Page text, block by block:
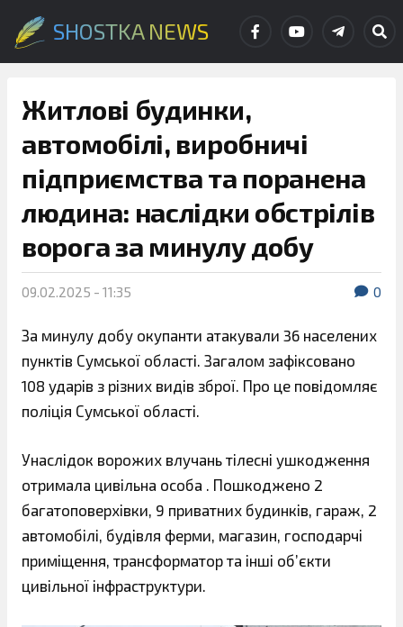
SHOSTKA NEWS
Житлові будинки,
автомобілі, виробничі
підприємства та поранена
людина: наслідки обстрілів
ворога за минулу добу
09.02.2025 - 11:35 0
За минулу добу окупанти атакували 36 населених
пунктів Сумської області. Загалом зафіксовано
108 ударів з різних видів зброї. Про це повідомляє
поліція Сумської області.
Унаслідок ворожих влучань тілесні ушкодження
отримала цивільна особа . Пошкоджено 2
багатоповерхівки, 9 приватних будинків, гараж, 2
автомобілі, будівля ферми, магазин, господарчі
приміщення, трансформатор та інші обʼєкти
цивільної інфраструктури.